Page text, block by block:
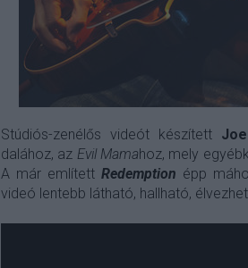
Stúdiós-zenélős videót készített
dalához, az Evil Mamahoz, mely
A már említettRedemption épp
videó lentebb látható, hallható,